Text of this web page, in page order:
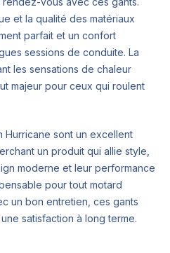
et la qualité des matériaux
parfait et un confort
sessions de conduite. La
les sensations de chaleur
majeur pour ceux qui roulent
Hurricane sont un excellent
un produit qui allie style,
moderne et leur performance
pour tout motard
un bon entretien, ces gants
satisfaction à long terme.